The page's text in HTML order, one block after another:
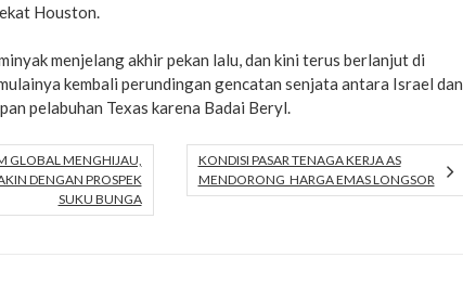
Houston.
menjelang akhir pekan lalu, dan kini terus berlanjut di
kembali perundingan gencatan senjata antara Israel dan
pelabuhan Texas karena Badai Beryl.
GLOBAL MENGHIJAU,
DENGAN PROSPEK
SUKU BUNGA
KONDISI PASAR TENAGA KERJA AS
MENDORONG HARGA EMAS LONGSOR